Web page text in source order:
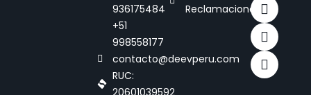
936175484
+51
998558177
contacto@deevperu.com
RUC:
20601039592
Reclamaciones